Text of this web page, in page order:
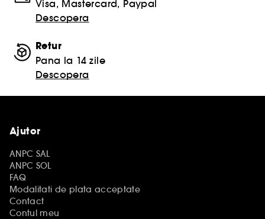
Visa, Mastercard, Paypal
Descopera
Retur
Pana la 14 zile
Descopera
Ajutor
ANPC SAL
ANPC SOL
FAQ
Modalitati de plata acceptate
Contact
Contul meu